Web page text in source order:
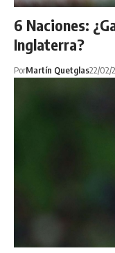
6 Naciones:
Inglaterra?
PorMartín Quetglas22/02/